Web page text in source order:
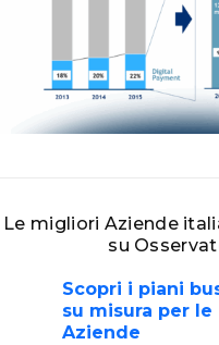
Le migliori Aziende
su
Scopri i piani
su misura per le
Aziende